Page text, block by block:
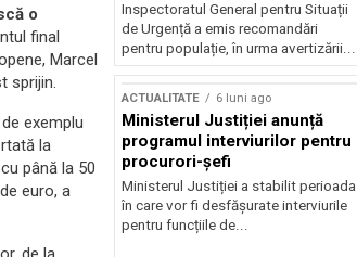
o
final
Marcel
sprijin.
exemplu
la
până la 50
euro, a
Inspectoratul General pentru Situații
de Urgență a emis recomandări
pentru populație, în urma avertizării...
ACTUALITATE 6 luni ago
Ministerul Justiției anunță
programul interviurilor pentru
procurori-șefi
Ministerul Justiției a stabilit perioada
în care vor fi desfășurate interviurile
pentru funcțiile de...